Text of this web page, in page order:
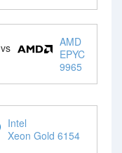
vs
AMD
EPYC
9965
Intel
Xeon Gold 6154